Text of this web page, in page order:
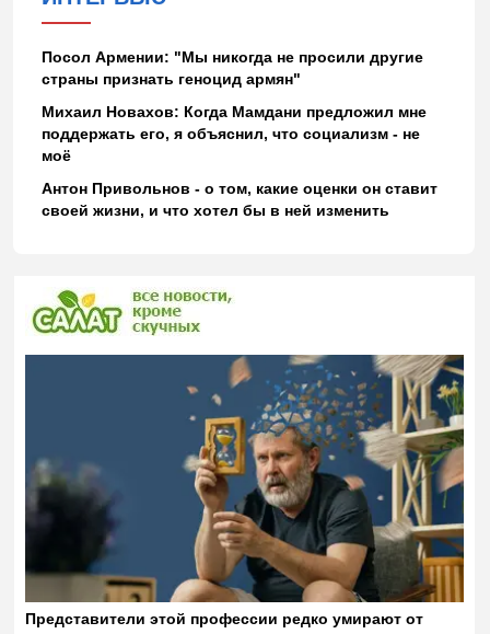
Посол Армении: "Мы никогда не просили другие
страны признать геноцид армян"
Михаил Новахов: Когда Мамдани предложил мне
поддержать его, я объяснил, что социализм - не
моё
Антон Привольнов - о том, какие оценки он ставит
своей жизни, и что хотел бы в ней изменить